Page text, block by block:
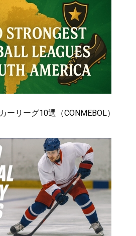
リーグ10選（CONMEBOL）